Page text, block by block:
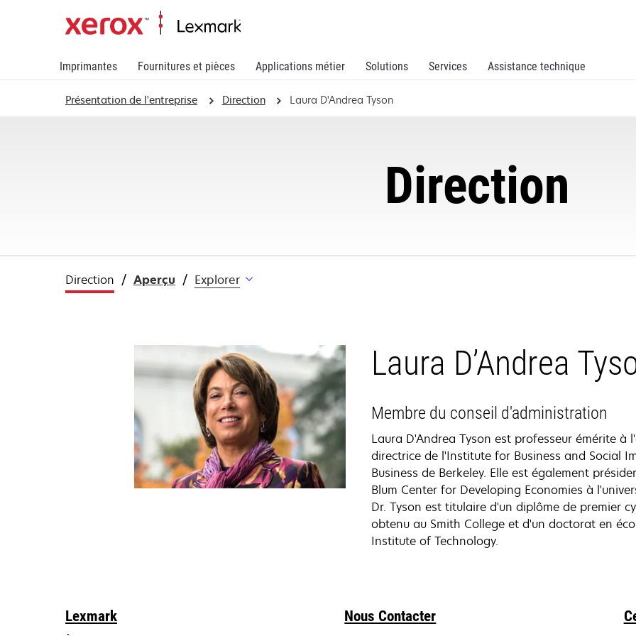
Imprimantes Fournitures et pièces Applications métier Solutions Services Assistance technique
Présentation de l'entreprise Direction Laura D'Andrea Tyson
Direction
Direction Aperçu Explorer
Laura D’Andrea
Membre du conseil d'administration
Laura D'Andrea Tyson est professeur émérite à
directrice de l'Institute for Business and Social
Business de Berkeley. Elle est également
Blum Center for Developing Economies à
Dr. Tyson est titulaire d'un diplôme de premier
obtenu au Smith College et d'un doctorat en
Institute of Technology.
Lexmark Nous Contacter